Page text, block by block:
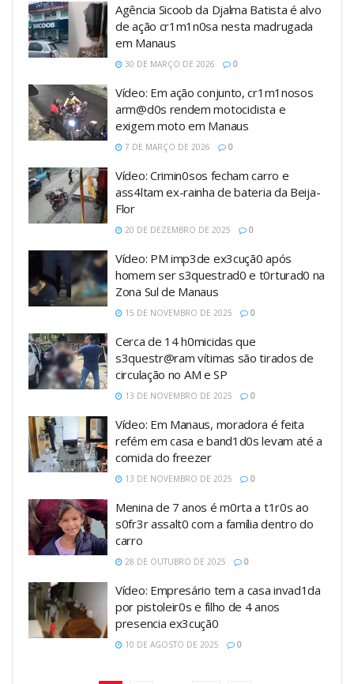
Agência Sicoob da Djalma Batista é alvo
de ação cr1m1n0sa nesta madrugada
em Manaus
30 DE MARÇO DE 2026 0
Vídeo: Em ação conjunto, cr1m1nosos
arm@d0s rendem motociclista e
exigem moto em Manaus
7 DE MARÇO DE 2026 0
Vídeo: Crimin0sos fecham carro e
ass4ltam ex-rainha de bateria da Beija-
Flor
20 DE DEZEMBRO DE 2025 0
Vídeo: PM imp3de ex3cuçã0 após
homem ser s3questrad0 e t0rturad0 na
Zona Sul de Manaus
15 DE NOVEMBRO DE 2025 0
Cerca de 14 h0micidas que
s3questr@ram vítimas são tirados de
circulação no AM e SP
13 DE NOVEMBRO DE 2025 0
Vídeo: Em Manaus, moradora é feita
refém em casa e band1d0s levam até a
comida do freezer
13 DE NOVEMBRO DE 2025 0
Menina de 7 anos é m0rta a t1r0s ao
s0fr3r assalt0 com a família dentro do
carro
28 DE OUTUBRO DE 2025 0
Vídeo: Empresário tem a casa invad1da
por pistoleir0s e filho de 4 anos
presencia ex3cuçã0
10 DE AGOSTO DE 2025 0